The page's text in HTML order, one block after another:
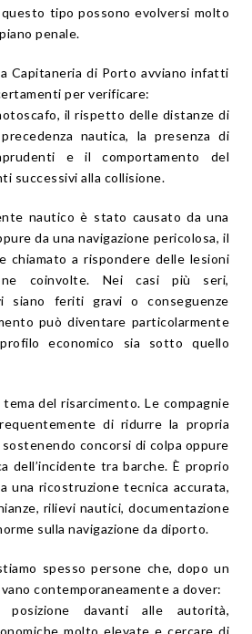
tipo possono evolversi molto
penale.
Capitaneria di Porto avviano infatti
per verificare:
il rispetto delle distanze di
nautica, la presenza di
e il comportamento del
successivi alla collisione.
nautico è stato causato da una
da una navigazione pericolosa, il
chiamato a rispondere delle lesioni
coinvolte. Nei casi più seri,
siano feriti gravi o conseguenze
può diventare particolarmente
economico sia sotto quello
del risarcimento. Le compagnie
di ridurre la propria
concorsi di colpa oppure
dell’incidente tra barche. È proprio
una ricostruzione tecnica accurata,
rilievi nautici, documentazione
sulla navigazione da diporto.
spesso persone che, dopo un
contemporaneamente a dover:
davanti alle autorità,
molto elevate e cercare di